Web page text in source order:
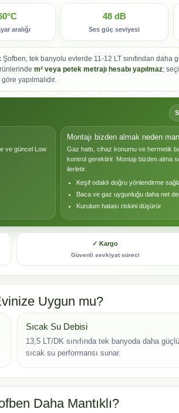
aralığı
48 dB
Ses güç seviyesi
tek banyolu evlerde 11-12 LT sınıfından daha
m² veya petek metrajı hesabı yapılmaz;
yapılmalıdır.
ve güncel Low
Montajı bizden almak neden
Gaz hattı, cihaz konumu ve hermetik
kontrol gerektirir. Montajı bizden alma
ilerletir.
Keşif odaklı doğru yönlendirme
Baca ve gaz uygunluğu daha net
Kurulum hatası riskini düşürür
✓ Kargo
Güvenli sevkiyat süreci
Uygun mu?
Sıcak Su Debisi
13,5 LT/DK sınıfında tek banyoda daha güçlü
sıcak su performansı sunar.
Daha Mantıklı?